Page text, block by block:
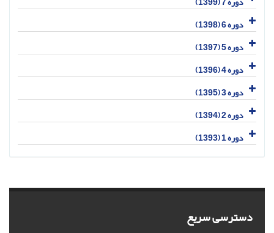
دوره 6 (1398)
دوره 5 (1397)
دوره 4 (1396)
دوره 3 (1395)
دوره 2 (1394)
دوره 1 (1393)
دسترسی سریع